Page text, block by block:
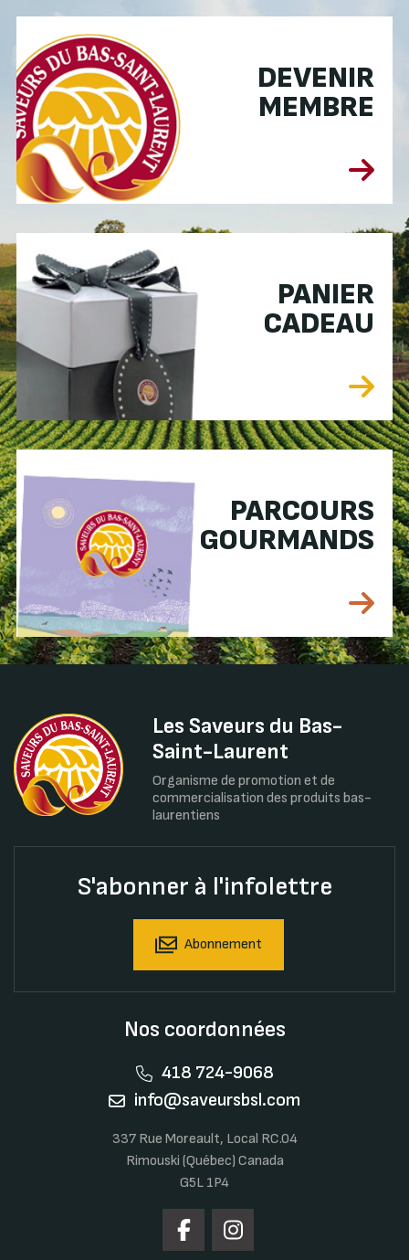
DEVENIR
MEMBRE
PANIER
CADEAU
PARCOURS
GOURMANDS
Les Saveurs du Bas-
Saint-Laurent
Organisme de promotion et de
commercialisation des produits bas-
laurentiens
S'abonner à l'infolettre
Abonnement
Nos coordonnées
418 724-9068
info@saveursbsl.com
337 Rue Moreault, Local RC.04
Rimouski (Québec) Canada
G5L 1P4